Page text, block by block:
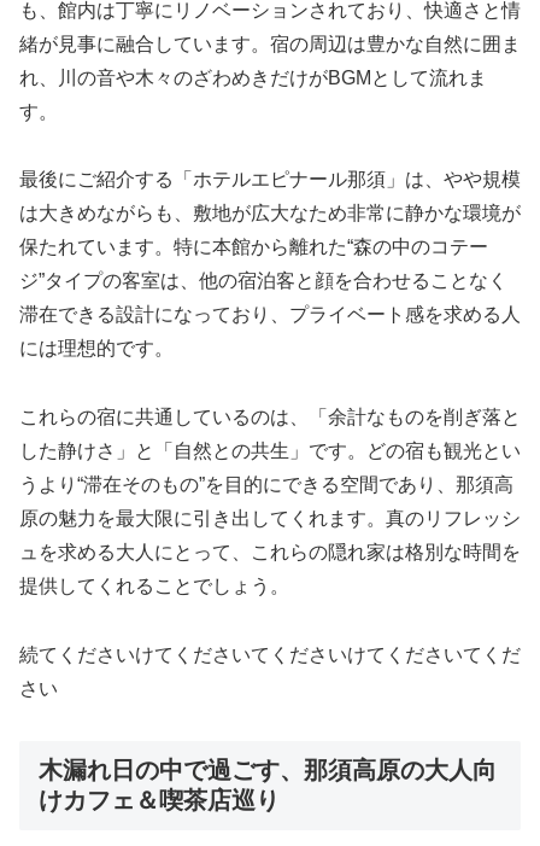
も、館内は丁寧にリノベーションされており、快適さと情
緒が見事に融合しています。宿の周辺は豊かな自然に囲ま
れ、川の音や木々のざわめきだけがBGMとして流れま
す。
最後にご紹介する「ホテルエピナール那須」は、やや規模
は大きめながらも、敷地が広大なため非常に静かな環境が
保たれています。特に本館から離れた“森の中のコテー
ジ”タイプの客室は、他の宿泊客と顔を合わせることなく
滞在できる設計になっており、プライベート感を求める人
には理想的です。
これらの宿に共通しているのは、「余計なものを削ぎ落と
した静けさ」と「自然との共生」です。どの宿も観光とい
うより“滞在そのもの”を目的にできる空間であり、那須高
原の魅力を最大限に引き出してくれます。真のリフレッシ
ュを求める大人にとって、これらの隠れ家は格別な時間を
提供してくれることでしょう。
続てくださいけてくださいてくださいけてくださいてくだ
さい
木漏れ日の中で過ごす、那須高原の大人向
けカフェ＆喫茶店巡り